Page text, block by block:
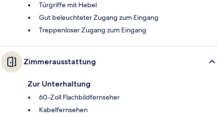
Türgriffe mit Hebel
Gut beleuchteter Zugang zum Eingang
Treppenloser Zugang zum Eingang
Zimmerausstattung
Zur Unterhaltung
60-Zoll Flachbildfernseher
Kabelfernsehen